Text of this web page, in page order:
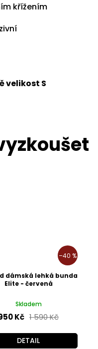
–40 %
dámská lehká bunda
Elite - červená
Skladem
Kč 1 590 Kč
DETAIL
křížením
velikost S